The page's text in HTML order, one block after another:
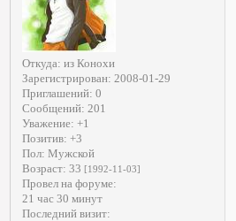
Откуда: из Конохи
Зарегистрирован: 2008-01-29
Приглашений: 0
Сообщений: 201
Уважение: +1
Позитив: +3
Пол: Мужской
Возраст: 33 [1992-11-03]
Провел на форуме:
21 час 30 минут
Последний визит: